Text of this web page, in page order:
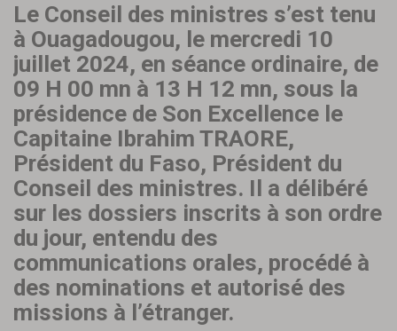
Le Conseil des ministres s’est tenu
à Ouagadougou, le mercredi 10
juillet 2024, en séance ordinaire, de
09 H 00 mn à 13 H 12 mn, sous la
présidence de Son Excellence le
Capitaine Ibrahim TRAORE,
Président du Faso, Président du
Conseil des ministres. Il a délibéré
sur les dossiers inscrits à son ordre
du jour, entendu des
communications orales, procédé à
des nominations et autorisé des
missions à l’étranger.